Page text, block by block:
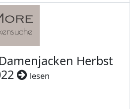
Herbst
lesen